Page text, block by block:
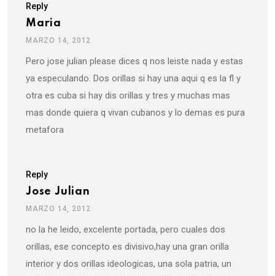
Reply
Maria
MARZO 14, 2012
Pero jose julian please dices q nos leiste nada y estas
ya especulando. Dos orillas si hay una aqui q es la fl y
otra es cuba si hay dis orillas y tres y muchas mas
mas donde quiera q vivan cubanos y lo demas es pura
metafora
Reply
Jose Julian
MARZO 14, 2012
no la he leido, excelente portada, pero cuales dos
orillas, ese concepto es divisivo,hay una gran orilla
interior y dos orillas ideologicas, una sola patria, un